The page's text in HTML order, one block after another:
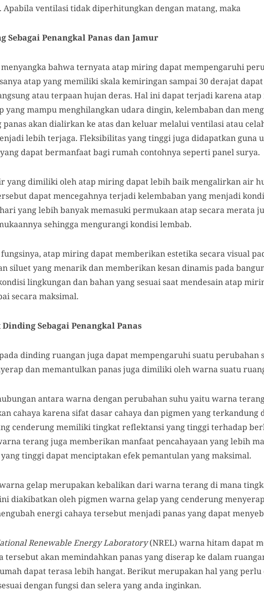
Apabila ventilasi tidak diperhitungkan dengan matang, maka
Sebagai Penangkal Panas dan Jamur
menyangka bahwa ternyata atap miring dapat mempengaruhi
atap yang memiliki skala kemiringan sampai 30 derajat
atau terpaan hujan deras. Hal ini dapat terjadi karena
yang mampu menghilangkan udara dingin, kelembaban dan
panas akan dialirkan ke atas dan keluar melalui ventilasi atau
lebih terjaga. Fleksibilitas yang tinggi juga didapatkan guna
dapat bermanfaat bagi rumah contohnya seperti panel surya.
yang dimiliki oleh atap miring dapat lebih baik mengalirkan air
dapat mencegahnya terjadi kelembaban yang menjadi
yang lebih banyak memasuki permukaan atap secara merata
sehingga mengurangi kondisi lembab.
atap miring dapat memberikan estetika secara visual
siluet yang menarik dan memberikan kesan dinamis pada
lingkungan dan bahan yang sesuai saat mendesain atap
secara maksimal.
Sebagai Penangkal Panas
dinding ruangan juga dapat mempengaruhi suatu perubahan
dan memantulkan panas juga dimiliki oleh warna suatu
antara warna dengan perubahan suhu yaitu warna
cahaya karena sifat dasar cahaya dan pigmen yang terkandung
cenderung memiliki tingkat reflektansi yang tinggi terhadap
terang juga memberikan manfaat pencahayaan yang lebih
tinggi dapat menciptakan efek pemantulan yang maksimal.
gelap merupakan kebalikan dari warna terang di mana
diakibatkan oleh pigmen warna gelap yang cenderung
energi cahaya tersebut menjadi panas yang dapat
Renewable Energy Laboratory(NREL) warna hitam dapat
tersebut akan memindahkan panas yang diserap ke dalam
dapat terasa lebih hangat. Berikut merupakan hal yang
dengan fungsi dan selera yang anda inginkan.